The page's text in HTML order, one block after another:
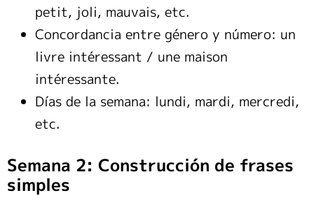
petit, joli, mauvais, etc.
Concordancia entre género y número: un
livre intéressant / une maison
intéressante.
Días de la semana: lundi, mardi, mercredi,
etc.
Semana 2: Construcción de frases
simples